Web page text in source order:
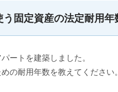
固定資産の法定耐用年
ートを建築しました。
の耐用年数を教えてください。